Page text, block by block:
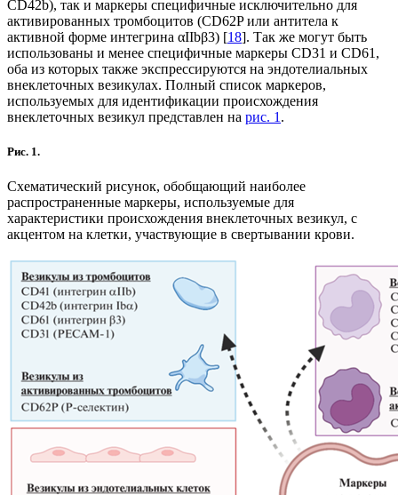
CD42b), так и маркеры специфичные исключительно для
активированных тромбоцитов (CD62P или антитела к
активной форме интегрина αIIbβ3) [18]. Так же могут быть
использованы и менее специфичные маркеры CD31 и CD61,
оба из которых также экспрессируются на эндотелиальных
внеклеточных везикулах. Полный список маркеров,
используемых для идентификации происхождения
внеклеточных везикул представлен на рис. 1 .
Рис. 1.
Схематический рисунок, обобщающий наиболее
распространенные маркеры, используемые для
характеристики происхождения внеклеточных везикул, с
акцентом на клетки, участвующие в свертывании крови.